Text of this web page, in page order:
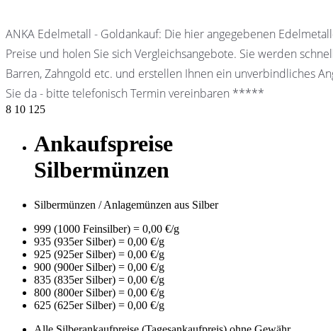
ANKA Edelmetall - Goldankauf: Die hier angegebenen
Preise und holen Sie sich Vergleichsangebote. Sie werden
Barren, Zahngold etc. und erstellen Ihnen ein unverbindliches
Sie da - bitte telefonisch Termin vereinbaren *****
8 10 125
Ankaufspreise
Silbermünzen
Silbermünzen / Anlagemünzen aus Silber
999 (1000 Feinsilber) = 0,00 €/g
935 (935er Silber) = 0,00 €/g
925 (925er Silber) = 0,00 €/g
900 (900er Silber) = 0,00 €/g
835 (835er Silber) = 0,00 €/g
800 (800er Silber) = 0,00 €/g
625 (625er Silber) = 0,00 €/g